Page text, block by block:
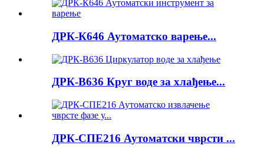
ДРК-К646 Аутоматско варење...
ДРК-В636 Круг воде за хлађење...
ДРК-СПЕ216 Аутоматски чврсти ...